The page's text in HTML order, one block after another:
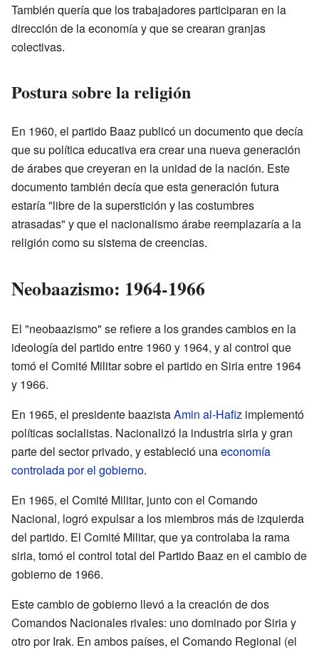
También quería que los trabajadores participaran en la
dirección de la economía y que se crearan granjas
colectivas.
Postura sobre la religión
En 1960, el partido Baaz publicó un documento que decía
que su política educativa era crear una nueva generación
de árabes que creyeran en la unidad de la nación. Este
documento también decía que esta generación futura
estaría "libre de la superstición y las costumbres
atrasadas" y que el nacionalismo árabe reemplazaría a la
religión como su sistema de creencias.
Neobaazismo: 1964-1966
El "neobaazismo" se refiere a los grandes cambios en la
ideología del partido entre 1960 y 1964, y al control que
tomó el Comité Militar sobre el partido en Siria entre 1964
y 1966.
En 1965, el presidente baazistaAmin al-Hafiz implementó
políticas socialistas. Nacionalizó la industria siria y gran
parte del sector privado, y estableció unaeconomía
controlada por el gobierno.
En 1965, el Comité Militar, junto con el Comando
Nacional, logró expulsar a los miembros más de izquierda
del partido. El Comité Militar, que ya controlaba la rama
siria, tomó el control total del Partido Baaz en el cambio de
gobierno de 1966.
Este cambio de gobierno llevó a la creación de dos
Comandos Nacionales rivales: uno dominado por Siria y
otro por Irak. En ambos países, el Comando Regional (el